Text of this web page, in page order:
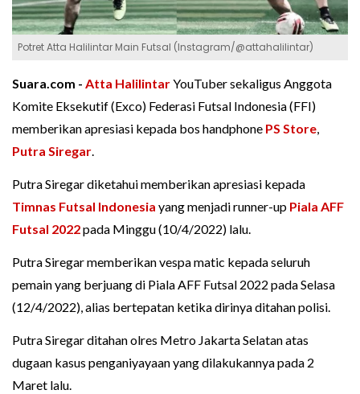
Potret Atta Halilintar Main Futsal (Instagram/@attahalilintar)
Suara.com - Atta HalilintarYouTuber sekaligus Anggota
Komite Eksekutif (Exco) Federasi Futsal Indonesia (FFI)
memberikan apresiasi kepada bos handphone PS Store,
Putra Siregar.
Putra Siregar diketahui memberikan apresiasi kepada
Timnas Futsal Indonesia yang menjadi runner-up Piala AFF
Futsal 2022pada Minggu (10/4/2022) lalu.
Putra Siregar memberikan vespa matic kepada seluruh
pemain yang berjuang di Piala AFF Futsal 2022 pada Selasa
(12/4/2022), alias bertepatan ketika dirinya ditahan polisi.
Putra Siregar ditahan olres Metro Jakarta Selatan atas
dugaan kasus penganiyayaan yang dilakukannya pada 2
Maret lalu.